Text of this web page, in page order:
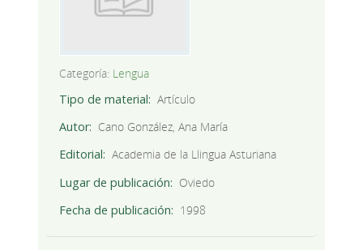
Categoría: Lengua
Tipo de material
Artículo
Autor
Cano González, Ana María
Editorial
Academia de la Llingua Asturiana
Lugar de publicación
Oviedo
Fecha de publicación
1998